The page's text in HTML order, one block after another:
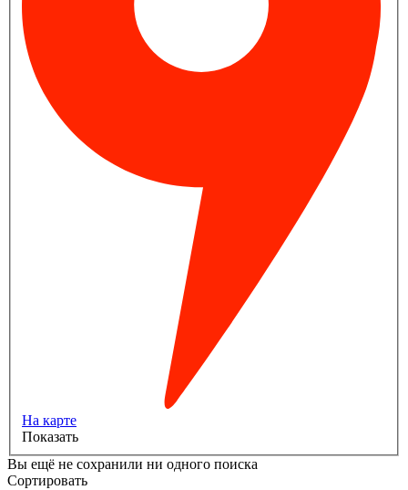
На карте
Показать
Вы ещё не сохранили ни одного поиска
Сортировать